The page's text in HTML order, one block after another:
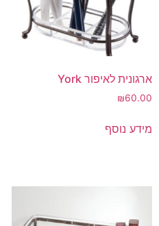
ארגונית לאיפור York
₪60.00
מידע נוסף